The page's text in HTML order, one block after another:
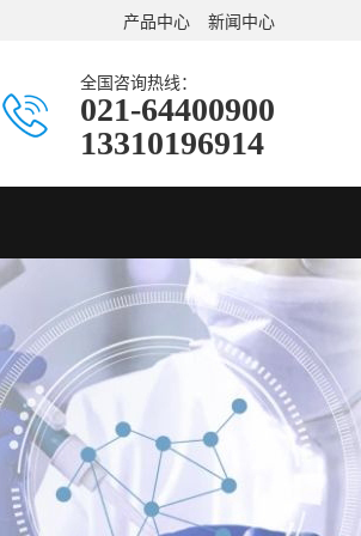
产品中心 新闻中心
全国咨询热线：
021-64400900
13310196914